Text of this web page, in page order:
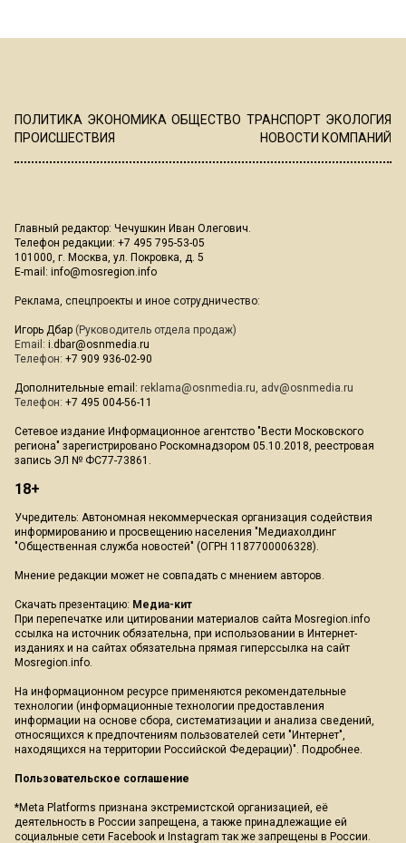
ПОЛИТИКА ЭКОНОМИКА ОБЩЕСТВО ТРАНСПОРТ ЭКОЛОГИЯ
ПРОИСШЕСТВИЯ
НОВОСТИ КОМПАНИЙ
Главный редактор: Чечушкин Иван Олегович.
Телефон редакции: +7 495 795-53-05
101000, г. Москва, ул. Покровка, д. 5
E-mail: info@mosregion.info
Реклама, спецпроекты и иное сотрудничество:
Игорь Дбар (Руководитель отдела продаж)
Email: i.dbar@osnmedia.ru
Телефон: +7 909 936-02-90
Дополнительные email: reklama@osnmedia.ru, adv@osnmedia.ru
Телефон: +7 495 004-56-11
Сетевое издание Информационное агентство "Вести Московского
региона" зарегистрировано Роскомнадзором 05.10.2018, реестровая
запись ЭЛ № ФС77-73861.
18+
Учредитель: Автономная некоммерческая организация содействия
информированию и просвещению населения "Медиахолдинг
"Общественная служба новостей" (ОГРН 1187700006328).
Мнение редакции может не совпадать с мнением авторов.
Скачать презентацию: Медиа-кит
При перепечатке или цитировании материалов сайта Mosregion.info
ссылка на источник обязательна, при использовании в Интернет-
изданиях и на сайтах обязательна прямая гиперссылка на сайт
Mosregion.info.
На информационном ресурсе применяются рекомендательные
технологии (информационные технологии предоставления
информации на основе сбора, систематизации и анализа сведений,
относящихся к предпочтениям пользователей сети "Интернет",
находящихся на территории Российской Федерации)". Подробнее.
Пользовательское соглашение
*Meta Platforms признана экстремистской организацией, её
деятельность в России запрещена, а также принадлежащие ей
социальные сети Facebook и Instagram так же запрещены в России.